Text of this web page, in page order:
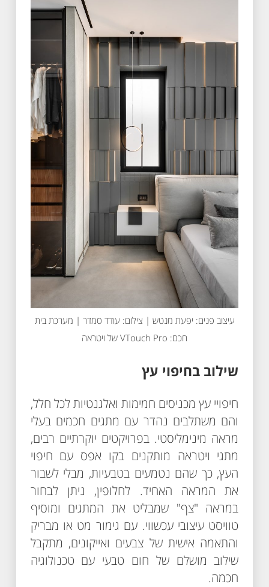
עיצוב פנים: יפעת מנטש | צילום: עודד סמדר | מערכת בית
חכם: VTouch Pro של ויטראה
שילוב בחיפוי עץ
חיפויי עץ מכניסים חמימות ואלגנטיות לכל חלל,
והם משתלבים נהדר עם מתגים חכמים בעלי
מראה מינימליסטי. בפרויקטים יוקרתיים רבים,
מתגי ויטראה מותקנים בקו אפס עם חיפוי
העץ, כך שהם נטמעים בטבעיות, מבלי לשבור
את המראה האחיד. לחלופין, ניתן לבחור
במראה "צף" שמבליט את המתגים ומוסיף
טוויסט עיצובי עכשווי. עם גימור מט או מבריק
והתאמה אישית של צבעים ואייקונים, מתקבל
שילוב מושלם של חום טבעי עם טכנולוגיה
חכמה.